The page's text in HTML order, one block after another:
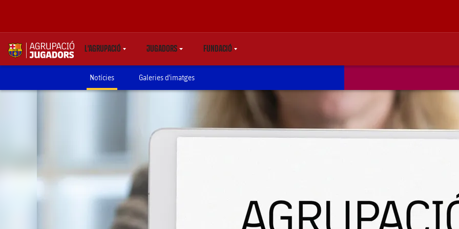
label.aria.abjlogo L'AGRUPACIÓLABEL.SHARE.CARETDOWN
JUGADORSLABEL.SHARE.CARETDOWN
FUNDACIÓLABEL.SHARE.CARETDOWN
Notícies Galeries d'imatges